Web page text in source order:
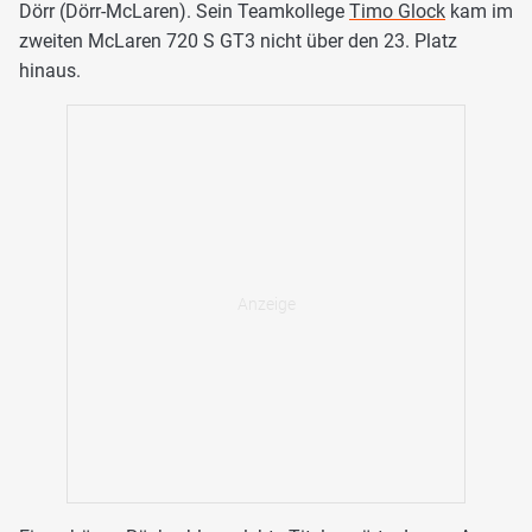
Dörr (Dörr-McLaren). Sein Teamkollege Timo Glock kam im
zweiten McLaren 720 S GT3 nicht über den 23. Platz
hinaus.